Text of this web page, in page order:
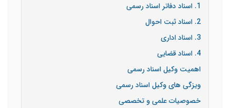
1. اسناد دفاتر اسناد رسمی
2. اسناد ثبت احوال
3. اسناد اداری
4. اسناد قضایی
اهمیت وکیل اسناد رسمی
ویزگی های وکیل اسناد رسمی
خصوصیات علمی و تخصصی